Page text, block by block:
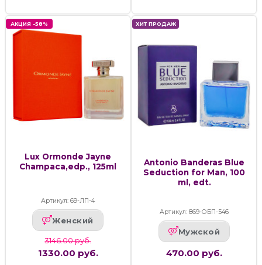
АКЦИЯ -58%
Lux Ormonde Jayne
Champaca,edp., 125ml
Артикул: 69-ЛП-4
Женский
3146.00 руб.
1330.00 руб.
ХИТ ПРОДАЖ
Antonio Banderas Blue
Seduction for Man, 100
ml, edt.
Артикул: 869-ОБП-546
Мужской
470.00 руб.